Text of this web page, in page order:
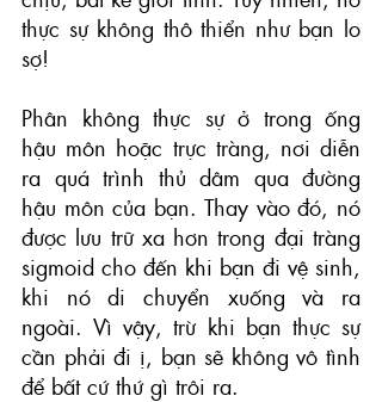
thực sự không thô thiển như bạn lo
sợ!
Phân không thực sự ở trong ống
hậu môn hoặc trực tràng, nơi diễn
ra quá trình thủ dâm qua đường
hậu môn của bạn. Thay vào đó, nó
được lưu trữ xa hơn trong đại tràng
sigmoid cho đến khi bạn đi vệ sinh,
khi nó di chuyển xuống và ra
ngoài. Vì vậy, trừ khi bạn thực sự
cần phải đi ị, bạn sẽ không vô tình
để bất cứ thứ gì trôi ra.